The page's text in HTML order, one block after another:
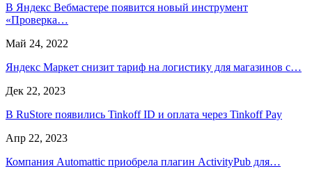
В Яндекс Вебмастере появится новый инструмент
«Проверка…
Май 24, 2022
Яндекс Маркет снизит тариф на логистику для магазинов с…
Дек 22, 2023
В RuStore появились Tinkoff ID и оплата через Tinkoff Pay
Апр 22, 2023
Компания Automattic приобрела плагин ActivityPub для…